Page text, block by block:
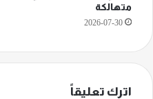
متهالكة
2026-07-30
اترك تعليقاً